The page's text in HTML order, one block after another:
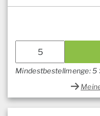
Mindestbestellmenge: 5